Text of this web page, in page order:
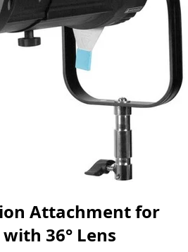
Attachment for
36° Lens